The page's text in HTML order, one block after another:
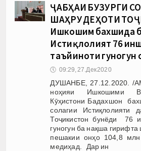
ҶАБҲАИ БУЗУРГИ
ШАҲРУ ДЕҲОТИ
Ишкошим бахшида
Истиқлолият 76
таъйиноти гуногун
🕔 09:29, 27.Дек 2020
ДУШАНБЕ, 27.12.2020. /
ноҳияи Ишкошими
Кӯҳистони Бадахшон
солагии Истиқлолияти
Тоҷикистон бунёди 76
гуногун ба нақша
пешакии онҳо 104,8
медиҳад. Дар ин